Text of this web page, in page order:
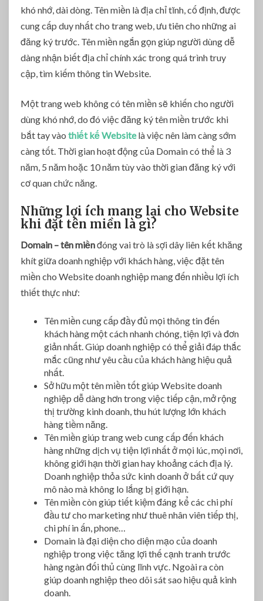
khó nhớ, dài dòng. Tên miền là địa chỉ tĩnh, cố định, được
cung cấp duy nhất cho trang web, ưu tiên cho những ai
đăng ký trước. Tên miền ngắn gọn giúp người dùng dễ
dàng nhận biết địa chỉ chính xác trong quá trình truy
cập, tìm kiếm thông tin Website.
Một trang web không có tên miền sẽ khiến cho người
dùng khó nhớ, do đó việc đăng ký tên miền trước khi
bắt tay vào thiết kế Websitelà việc nên làm càng sớm
càng tốt. Thời gian hoạt động của Domain có thể là 3
năm, 5 năm hoặc 10 năm tùy vào thời gian đăng ký với
cơ quan chức năng.
Những lợi ích mang lại cho Website
khi đặt tên miền là gì?
Domain – tên miềnđóng vai trò là sợi dây liên kết khăng
khít giữa doanh nghiệp với khách hàng, việc đặt tên
miền cho Website doanh nghiệp mang đến nhiều lợi ích
thiết thực như:
Tên miền cung cấp đầy đủ mọi thông tin đến
khách hàng một cách nhanh chóng, tiện lợi và đơn
giản nhất. Giúp doanh nghiệp có thể giải đáp thắc
mắc cũng như yêu cầu của khách hàng hiệu quả
nhất.
Sở hữu một tên miền tốt giúp Website doanh
nghiệp dễ dàng hơn trong việc tiếp cận, mở rộng
thị trường kinh doanh, thu hút lượng lớn khách
hàng tiềm năng.
Tên miền giúp trang web cung cấp đến khách
hàng những dịch vụ tiện lợi nhất ở mọi lúc, mọi nơi,
không giới hạn thời gian hay khoảng cách địa lý.
Doanh nghiệp thỏa sức kinh doanh ở bất cứ quy
mô nào mà không lo lắng bị giới hạn.
Tên miền còn giúp tiết kiệm đáng kể các chi phí
đầu tư cho marketing như thuê nhân viên tiếp thị,
chi phí in ấn, phone…
Domain là đại diện cho diện mạo của doanh
nghiệp trong việc tăng lợi thế cạnh tranh trước
hàng ngàn đối thủ cùng lĩnh vực. Ngoài ra còn
giúp doanh nghiệp theo dõi sát sao hiệu quả kinh
doanh.